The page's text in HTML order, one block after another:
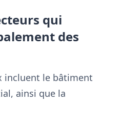
qui
des
incluent le bâtiment
ainsi que la